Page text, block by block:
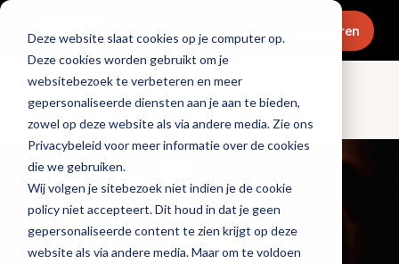
Deze website slaat cookies op je computer op.
Deze cookies worden gebruikt om je
websitebezoek te verbeteren en meer
gepersonaliseerde diensten aan je aan te bieden,
zowel op deze website als via andere media. Zie ons
Privacybeleid voor meer informatie over de cookies
die we gebruiken.
Wij volgen je sitebezoek niet indien je de cookie
policy niet accepteert. Dit houd in dat je geen
gepersonaliseerde content te zien krijgt op deze
website als via andere media. Maar om te voldoen
Menu Abonneren
Dranken